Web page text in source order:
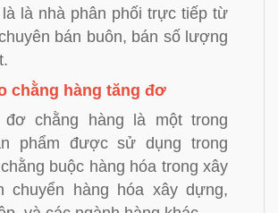
là nhà phân phối trực tiếp từ
bán buôn, bán số lượng
chằng hàng tăng đơ
đơ chằng hàng là một trong
phẩm được sử dụng trong
buộc hàng hóa trong xây
chuyển hàng hóa xây dựng,